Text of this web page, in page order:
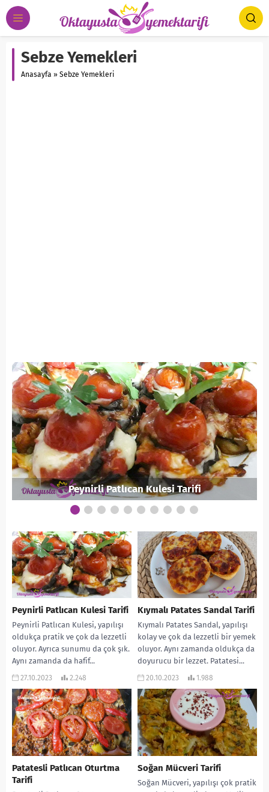
Sebze Yemekleri
Anasayfa » Sebze Yemekleri
Peynirli Patlıcan Kulesi Tarifi
Peynirli Patlıcan Kulesi Tarifi
Peynirli Patlıcan Kulesi, yapılışı
oldukça pratik ve çok da lezzetli
oluyor. Ayrıca sunumu da çok şık.
Aynı zamanda da hafif...
27.10.2023 2.248
Kıymalı Patates Sandal Tarifi
Kıymalı Patates Sandal, yapılışı
kolay ve çok da lezzetli bir yemek
oluyor. Aynı zamanda oldukça da
doyurucu bir lezzet. Patatesi...
20.10.2023 1.988
Patatesli Patlıcan Oturtma
Tarifi
Soğan Mücveri Tarifi
Soğan Mücveri, yapılışı çok pratik